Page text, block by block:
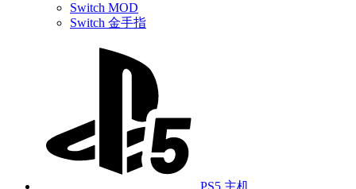
Switch MOD
Switch 金手指